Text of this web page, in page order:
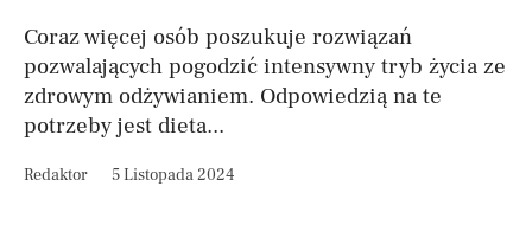
Coraz więcej osób poszukuje rozwiązań
pozwalających pogodzić intensywny tryb życia ze
zdrowym odżywianiem. Odpowiedzią na te
potrzeby jest dieta...
Redaktor 5 Listopada 2024